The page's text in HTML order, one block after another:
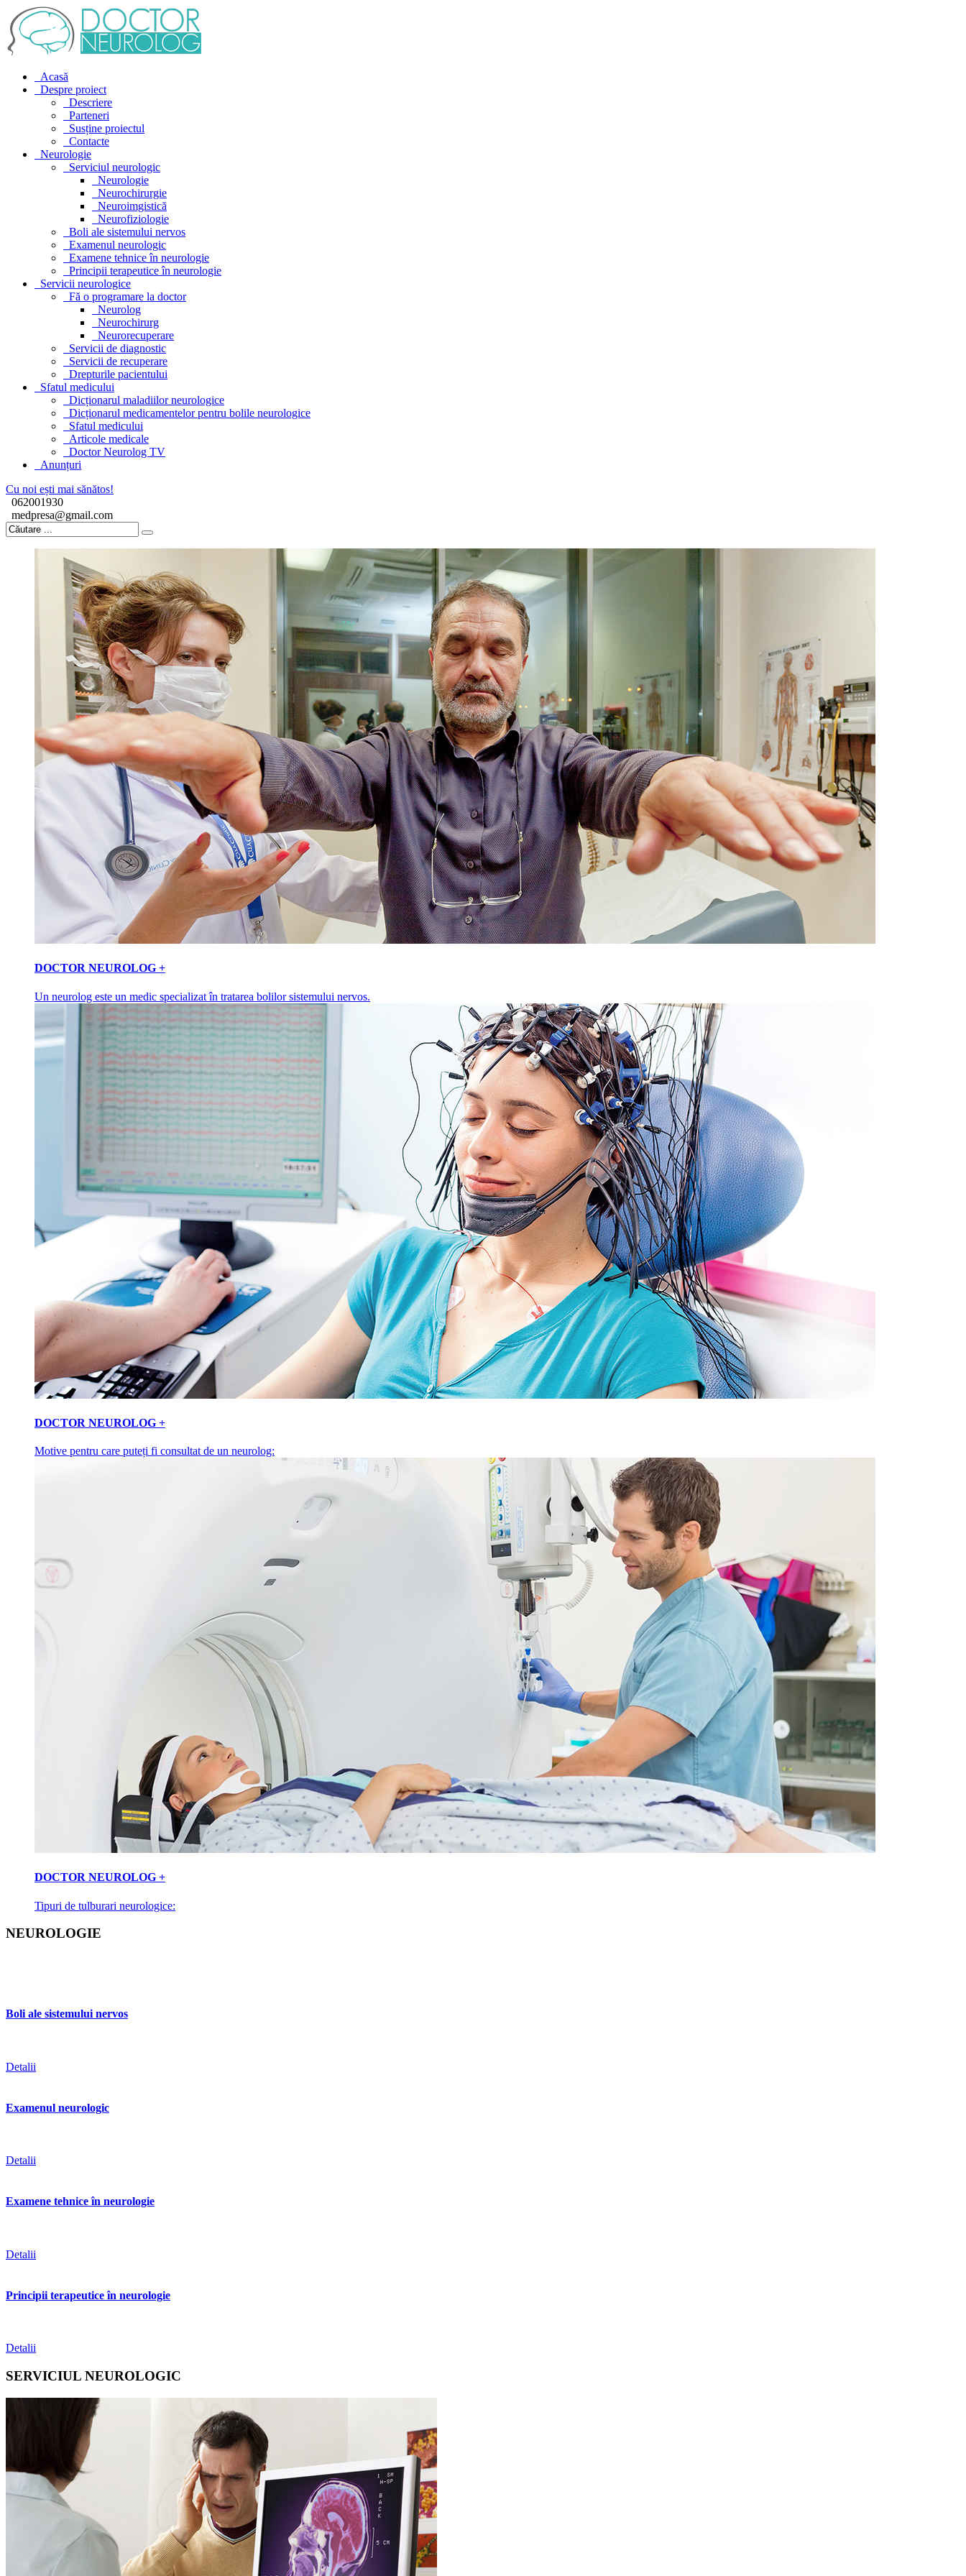
Acasă
Despre proiect
Descriere
Parteneri
Susține proiectul
Contacte
Neurologie
Serviciul neurologic
Neurologie
Neurochirurgie
Neuroimgistică
Neurofiziologie
Boli ale sistemului nervos
Examenul neurologic
Examene tehnice în neurologie
Principii terapeutice în neurologie
Servicii neurologice
Fă o programare la doctor
Neurolog
Neurochirurg
Neurorecuperare
Servicii de diagnostic
Servicii de recuperare
Drepturile pacientului
Sfatul medicului
Dicționarul maladiilor neurologice
Dicționarul medicamentelor pentru bolile neurologice
Sfatul medicului
Articole medicale
Doctor Neurolog TV
Anunțuri
Cu noi ești mai sănătos!
062001930
medpresa@gmail.com
DOCTOR NEUROLOG +
Un neurolog este un medic specializat în tratarea bolilor sistemului nervos.
DOCTOR NEUROLOG +
Motive pentru care puteți fi consultat de un neurolog:
DOCTOR NEUROLOG +
Tipuri de tulburari neurologice:
NEUROLOGIE
Boli ale sistemului nervos
Detalii
Examenul neurologic
Detalii
Examene tehnice în neurologie
Detalii
Principii terapeutice în neurologie
Detalii
SERVICIUL NEUROLOGIC